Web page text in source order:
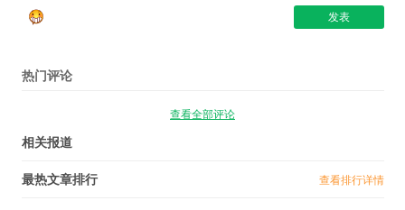
热门评论
查看全部评论
相关报道
最热文章排行 查看排行详情